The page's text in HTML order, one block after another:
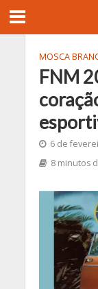
MOSCA
FNM
6 de
8 minutos